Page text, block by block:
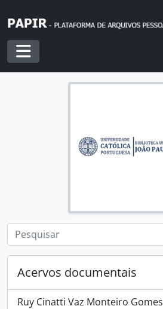
Toggle navigation
Acervos documentais
Ruy Cinatti Vaz Monteiro Gomes